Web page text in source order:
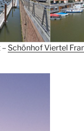
Schönhof Viertel